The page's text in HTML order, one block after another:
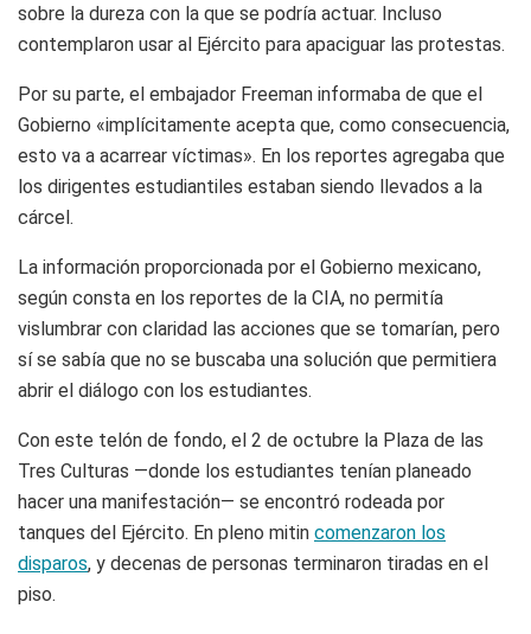
sobre la dureza con la que se podría actuar. Incluso
contemplaron usar al Ejército para apaciguar las protestas.
Por su parte, el embajador Freeman informaba de que el
Gobierno «implícitamente acepta que, como consecuencia,
esto va a acarrear víctimas». En los reportes agregaba que
los dirigentes estudiantiles estaban siendo llevados a la
cárcel.
La información proporcionada por el Gobierno mexicano,
según consta en los reportes de la CIA, no permitía
vislumbrar con claridad las acciones que se tomarían, pero
sí se sabía que no se buscaba una solución que permitiera
abrir el diálogo con los estudiantes.
Con este telón de fondo, el 2 de octubre la Plaza de las
Tres Culturas —donde los estudiantes tenían planeado
hacer una manifestación— se encontró rodeada por
tanques del Ejército. En pleno mitin comenzaron los
disparos, y decenas de personas terminaron tiradas en el
piso.